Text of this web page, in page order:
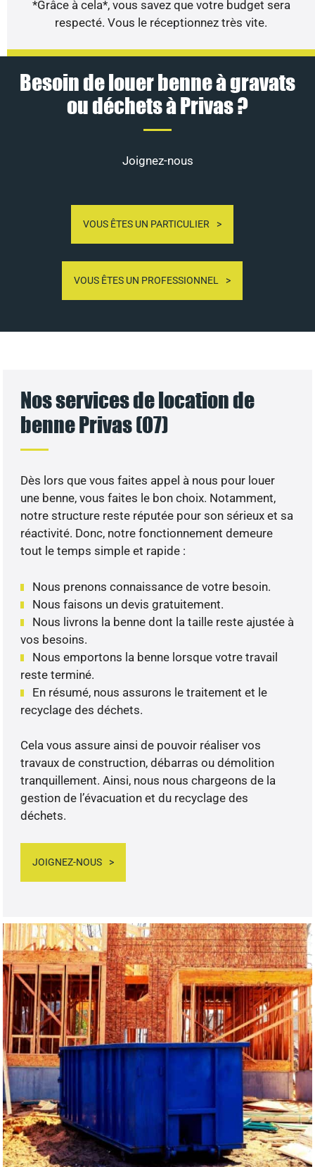
*Grâce à cela*, vous savez que votre budget sera
respecté. Vous le réceptionnez très vite.
Besoin de louer benne à gravats
ou déchets à Privas ?
Joignez-nous
VOUS ÊTES UN PARTICULIER
VOUS ÊTES UN PROFESSIONNEL
Nos services de location de
benne Privas (07)
Dès lors que vous faites appel à nous pour louer
une benne, vous faites le bon choix. Notamment,
notre structure reste réputée pour son sérieux et sa
réactivité. Donc, notre fonctionnement demeure
tout le temps simple et rapide :
Nous prenons connaissance de votre besoin.
Nous faisons un devis gratuitement.
Nous livrons la benne dont la taille reste ajustée à
vos besoins.
Nous emportons la benne lorsque votre travail
reste terminé.
En résumé, nous assurons le traitement et le
recyclage des déchets.
Cela vous assure ainsi de pouvoir réaliser vos
travaux de construction, débarras ou démolition
tranquillement. Ainsi, nous nous chargeons de la
gestion de l’évacuation et du recyclage des
déchets.
JOIGNEZ-NOUS